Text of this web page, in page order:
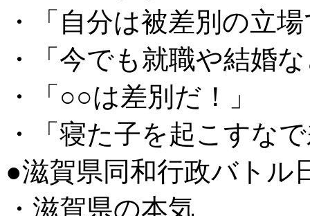
・「自分は被差別の立
・「今でも就職や結婚
・「○○は差別だ！」
・「寝た子を起こすな
●滋賀県同和行政バト
・滋賀県の本気